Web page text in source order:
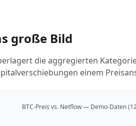
große Bild
die aggregierten
einem
BTC-Preis vs. Netflow — Demo-Daten